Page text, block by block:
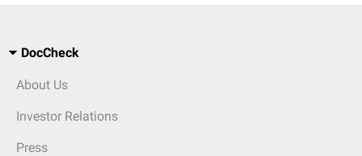
DocCheck
About Us
Investor Relations
Press